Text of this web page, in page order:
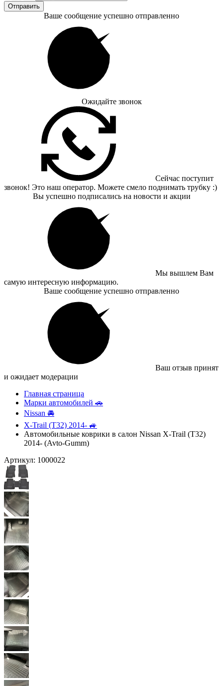
Отправить
Ваше сообщение успешно отправленно
Ожидайте звонок
Сейчас поступит
звонок! Это наш оператор. Можете смело поднимать трубку :)
Вы успешно подписались на новости и акции
Мы вышлем Вам
самую интересную информацию.
Ваше сообщение успешно отправленно
Ваш отзыв принят
и ожидает модерации
Главная страница
Марки автомобилей 🚗
Nissan 🚘
X-Trail (T32) 2014- 🚙
Автомобильные коврики в салон Nissan X-Trail (T32)
2014- (Avto-Gumm)
Артикул: 1000022